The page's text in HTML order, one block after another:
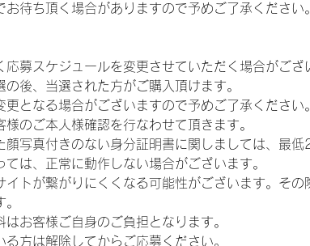
待ち頂く場合がありますので予めご了承ください。
募スケジュールを変更させていただく場合がござ
後、当選された方がご購入頂けます。
となる場合がございますので予めご了承ください。
のご本人様確認を行なわせて頂きます。
写真付きのない身分証明書に関しましては、最低
は、正常に動作しない場合がございます。
イトが繋がりにくくなる可能性がございます。その
お客様ご自身のご負担となります。
方は解除してからご応募ください。